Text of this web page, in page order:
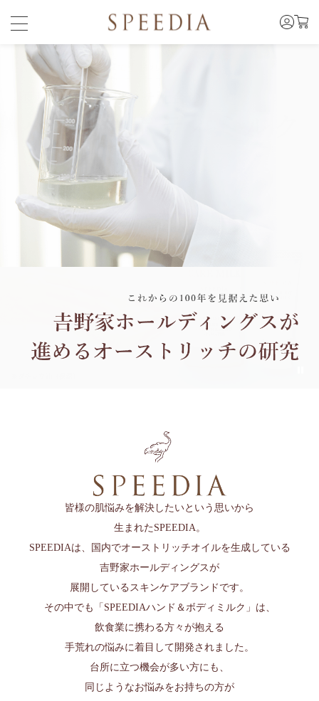
皆様の肌悩みを解決したいという思いから
生まれたSPEEDIA。
SPEEDIAは、国内でオーストリッチオイルを生成している
吉野家ホールディングスが
展開しているスキンケアブランドです。
その中でも「SPEEDIAハンド＆ボディミルク」は、
飲食業に携わる方々が抱える
手荒れの悩みに着目して開発されました。
台所に立つ機会が多い方にも、
同じようなお悩みをお持ちの方が